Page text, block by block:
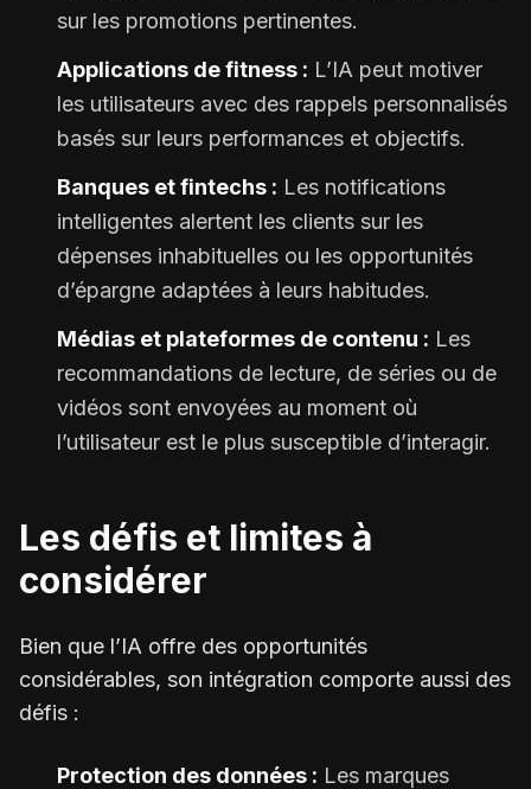
sur les promotions pertinentes.
Applications de fitness : L’IA peut motiver
les utilisateurs avec des rappels personnalisés
basés sur leurs performances et objectifs.
Banques et fintechs : Les notifications
intelligentes alertent les clients sur les
dépenses inhabituelles ou les opportunités
d’épargne adaptées à leurs habitudes.
Médias et plateformes de contenu : Les
recommandations de lecture, de séries ou de
vidéos sont envoyées au moment où
l’utilisateur est le plus susceptible d’interagir.
Les défis et limites à
considérer
Bien que l’IA offre des opportunités
considérables, son intégration comporte aussi des
défis :
Protection des données : Les marques